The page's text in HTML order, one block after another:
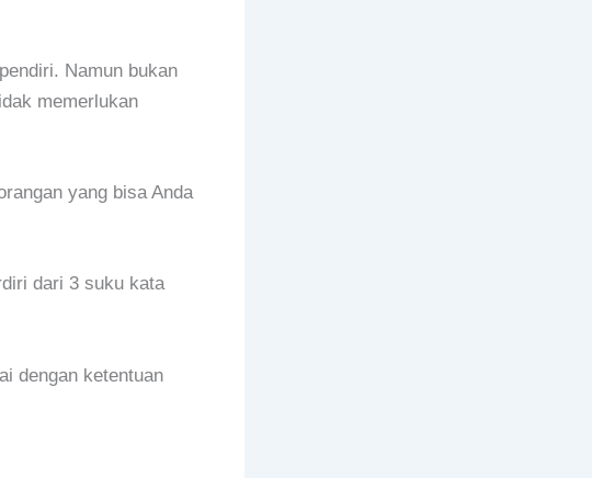
Namun bukan
memerlukan
yang bisa Anda
dari 3 suku kata
dengan ketentuan